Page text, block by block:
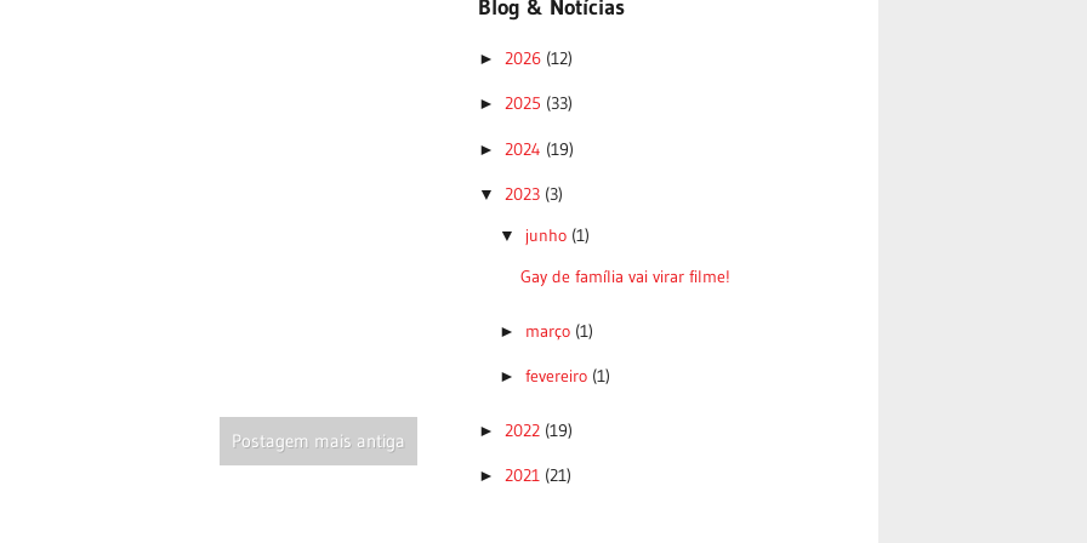
Postagem mais antiga
Blog & Notícias
► 2026 (12)
► 2025 (33)
► 2024 (19)
▼ 2023 (3)
▼ junho (1)
Gay de família vai virar filme!
► março (1)
► fevereiro (1)
► 2022 (19)
► 2021 (21)